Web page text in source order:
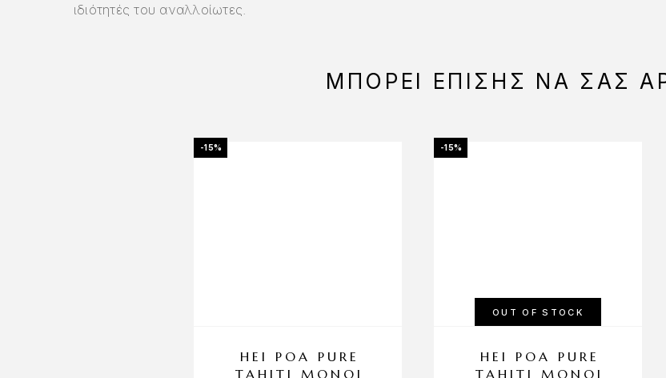
ιδιότητές του αναλλοίωτες.
ΜΠΟΡΕΊ ΕΠΊΣΗΣ ΝΑ ΣΑΣ
-15%
HEI POA PURE
TAHITI MONOI
-15%
OUT OF STOCK
HEI POA PURE
TAHITI MONOI